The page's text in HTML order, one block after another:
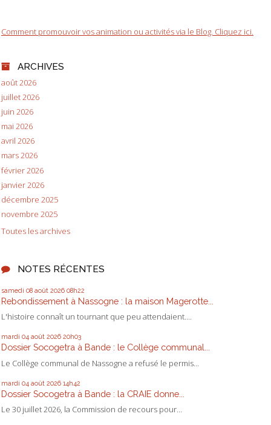
Comment promouvoir vos animation ou activités via le Blog. Cliquez ici.
ARCHIVES
août 2026
juillet 2026
juin 2026
mai 2026
avril 2026
mars 2026
février 2026
janvier 2026
décembre 2025
novembre 2025
Toutes les archives
NOTES RÉCENTES
samedi 08 août 2026 08h22
Rebondissement à Nassogne : la maison Magerotte...
L'histoire connaît un tournant que peu attendaient....
mardi 04 août 2026 20h03
Dossier Socogetra à Bande : le Collège communal...
Le Collège communal de Nassogne a refusé le permis...
mardi 04 août 2026 14h42
Dossier Socogetra à Bande : la CRAIE donne...
Le 30 juillet 2026, la Commission de recours pour...